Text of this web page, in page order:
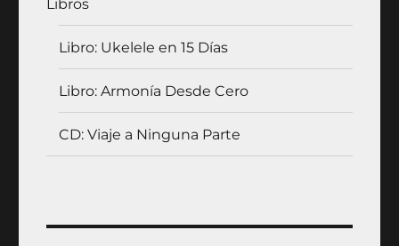
Libros
Libro: Ukelele en 15 Días
Libro: Armonía Desde Cero
CD: Viaje a Ninguna Parte